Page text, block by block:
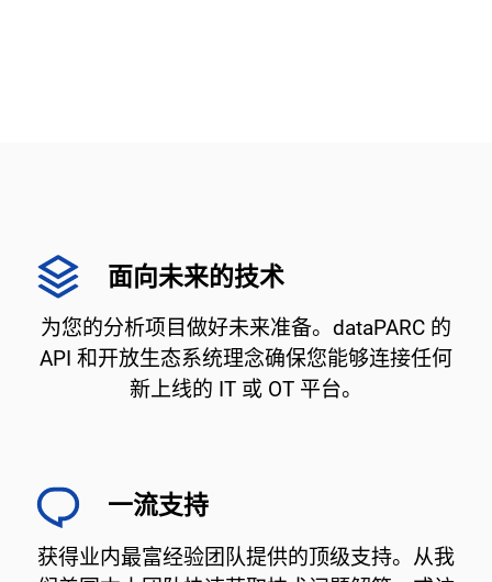
面向未来的技术
为您的分析项目做好未来准备。dataPARC 的
API 和开放生态系统理念确保您能够连接任何
新上线的 IT 或 OT 平台。
一流支持
获得业内最富经验团队提供的顶级支持。从我